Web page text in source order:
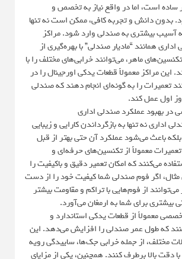
ساده است، اما در واقع نیاز به تخصص و
بدون دانش و تجربه کافی، ممکن است نه تنها
آسیب بیشتری به صندلی وارد شود. مراکز
همانند “مادیار صندلی” با بهره‌گیری از
ماهر، می‌توانند خرابی‌های مختلف را با
این مراکز معمولاً قطعات یدکی اورجینال را در
تعمیرات را به گونه‌ای انجام دهند که صندلی
اول عمل کند.
بهبود عملکرد صندلی اداری
نه تنها به بازگرداندن کارایی و زیبایی
باعث می‌شود عملکرد آن حتی بهتر از قبل
معمولاً از تکنسین‌های حرفه‌ای و
می‌کنند که امکان تعمیر دقیق و باکیفیت را
اگر فوم صندلی شما کیفیت خود را از دست
می‌توانند از فوم‌هایی با تراکم و مقاومت بیشتر
بیشتری برای شما به ارمغان می‌آورد.
معمولاً از قطعات یدکی استاندارد و
که طول عمر صندلی را افزایش می‌دهد. این
مختلف، از جمله خرابی جک‌ها، ساییدگی رویه
دقت بالا برطرف کنند. همچنین، یکی از مزایای